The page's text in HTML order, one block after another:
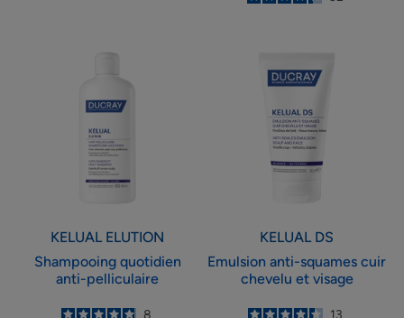
Shampooing
anti-
pelliculaire
KELUAL ELUTION
Shampooing quotidien
anti-pelliculaire
4.9
/5
8
anti-
cuir
chevelu
et
KELUAL DS
Emulsion anti-squames cuir
chevelu et visage
4.4
/5
13